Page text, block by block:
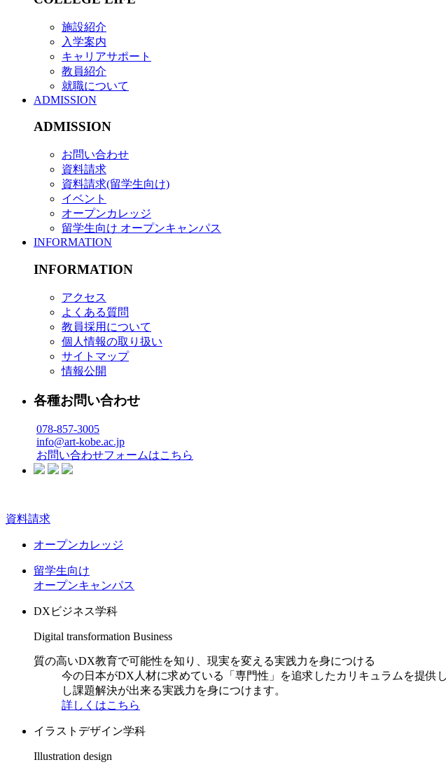
施設紹介
入学案内
キャリアサポート
教員紹介
就職について
ADMISSION
ADMISSION
お問い合わせ
資料請求
資料請求(留学生向け)
イベント
オープンカレッジ
留学生向け オープンキャンパス
INFORMATION
INFORMATION
アクセス
よくある質問
教員採用について
個人情報の取り扱い
サイトマップ
情報公開
各種お問い合わせ
078-857-3005
info@art-kobe.ac.jp
お問い合わせフォームはこちら
資料請求
オープンカレッジ
留学生向け
オープンキャンパス
DXビジネス学科
Digital transformation Business
質の高いDX教育で可能性を知り、現実を変える実践力を身につける
今の日本がDX人材に求めている「専門性」を追求したカリキュラムを提
し課題解決が出来る実践力を身につけます。
詳しくはこちら
イラストデザイン学科
Illustration design